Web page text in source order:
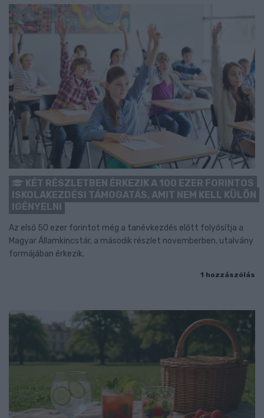
KÉT RÉSZLETBEN ÉRKEZIK A 100 EZER FORINTOS
ISKOLAKEZDÉSI TÁMOGATÁS, AMIT NEM KELL KÜLÖN
IGÉNYELNI
Az első 50 ezer forintot még a tanévkezdés előtt folyósítja a
Magyar Államkincstár, a második részlet novemberben, utalvány
formájában érkezik.
1 hozzászólás